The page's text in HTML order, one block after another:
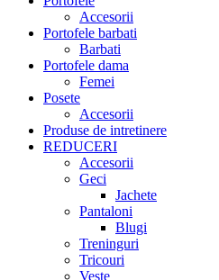
Accesorii
Portofele barbati
Barbati
Portofele dama
Femei
Posete
Accesorii
Produse de intretinere
REDUCERI
Accesorii
Geci
Jachete
Pantaloni
Blugi
Treninguri
Tricouri
Veste